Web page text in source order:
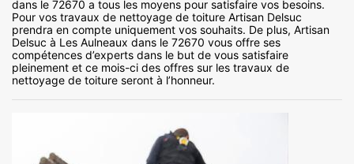
dans le 72670 a tous les moyens pour satisfaire vos besoins.
Pour vos travaux de nettoyage de toiture Artisan Delsuc
prendra en compte uniquement vos souhaits. De plus, Artisan
Delsuc à Les Aulneaux dans le 72670 vous offre ses
compétences d’experts dans le but de vous satisfaire
pleinement et ce mois-ci des offres sur les travaux de
nettoyage de toiture seront à l’honneur.